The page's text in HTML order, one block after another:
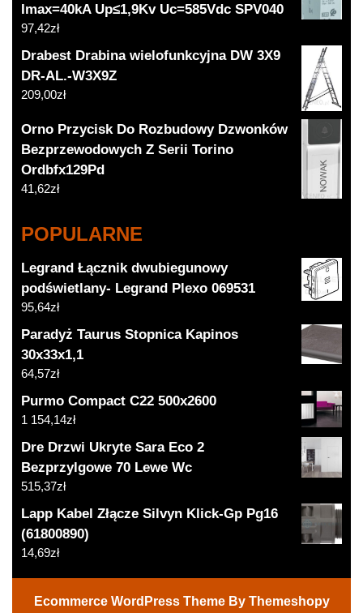
Imax=40kA Up≤1,9Kv Uc=585Vdc SPV040
97,42zł
Drabest Drabina wielofunkcyjna DW 3X9
DR-AL.-W3X9Z
209,00zł
Orno Przycisk Do Rozbudowy Dzwonków
Bezprzewodowych Z Serii Torino
Ordbfx129Pd
41,62zł
POPULARNE
Legrand Łącznik dwubiegunowy
podświetlany- Legrand Plexo 069531
95,64zł
Paradyż Taurus Stopnica Kapinos
30x33x1,1
64,57zł
Purmo Compact C22 500x2600
1 154,14zł
Dre Drzwi Ukryte Sara Eco 2
Bezprzylgowe 70 Lewe Wc
515,37zł
Lapp Kabel Złącze Silvyn Klick-Gp Pg16
(61800890)
14,69zł
Ecommerce WordPress ThemeBy Themeshopy